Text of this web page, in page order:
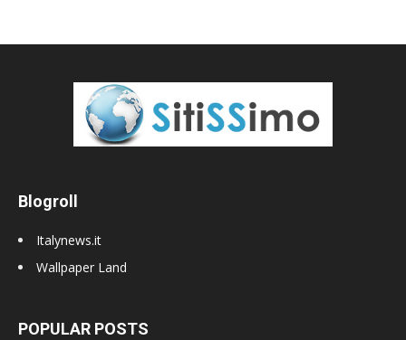
Blogroll
Italynews.it
Wallpaper Land
POPULAR POSTS